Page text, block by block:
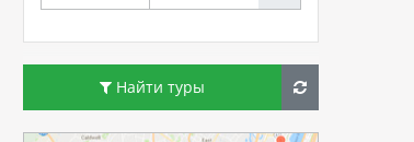
Найти туры